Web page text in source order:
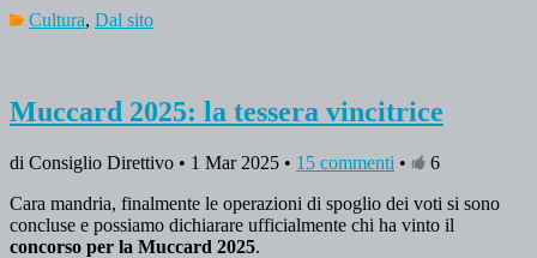
Cultura, Dal sito
Muccard 2025: la tessera vincitrice
di Consiglio Direttivo • 1 Mar 2025 • 15 commenti •
6
Cara mandria, finalmente le operazioni di spoglio dei voti si sono
concluse e possiamo dichiarare ufficialmente chi ha vinto il
concorso per la Muccard 2025.